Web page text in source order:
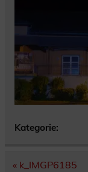
Kategorie:
« k_IMGP6185